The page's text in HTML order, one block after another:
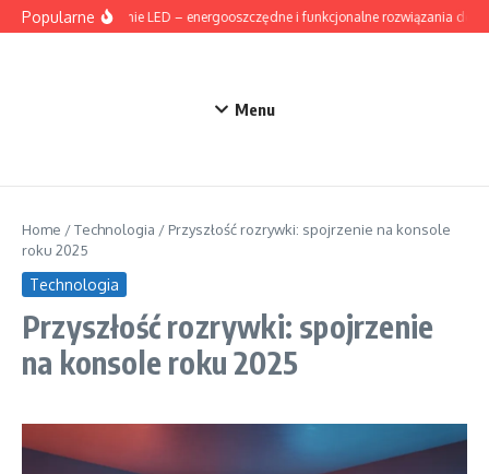
Przejdź do treści
PopularneOświetlenie LED – energooszczędne i funkcjonalne rozwiązania do
Menu
Home /Technologia / Przyszłość rozrywki: spojrzenie na konsole
roku 2025
Technologia
Przyszłość rozrywki: spojrzenie
na konsole roku 2025